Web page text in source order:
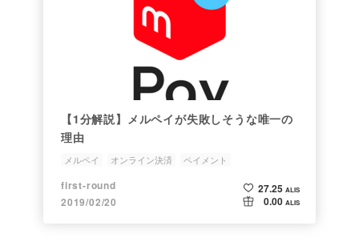
【1分解説】メルペイが失敗しそうな唯一の
理由
メルペイ オンライン決済 ペイメント
first-round
2019/02/20
27.25 ALIS
0.00 ALIS